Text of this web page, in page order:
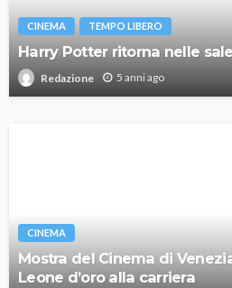
CINEMA TEMPO LIBERO
Harry Potter ritorna nelle
Redazione 5 anni ago
CINEMA
Mostra del Cinema di
Leone d’oro alla carriera